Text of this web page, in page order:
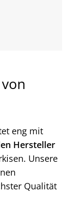
eng mit
Hersteller
Unsere
Qualität